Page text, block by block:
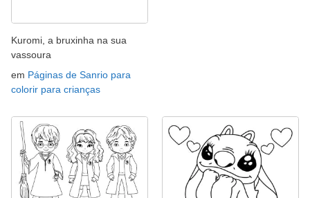
Kuromi, a bruxinha na sua
vassoura
em Páginas de Sanrio para
colorir para crianças